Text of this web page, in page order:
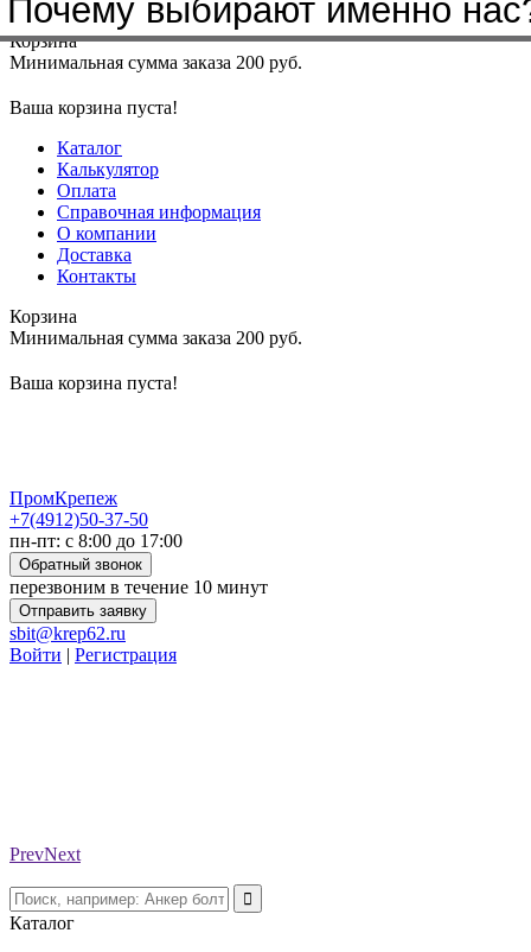
Меню+7(4912)50-37-50sbit@krep62.ru
Корзина
Минимальная сумма заказа 200 руб.
Ваша корзина пуста!
Каталог
Калькулятор
Оплата
Справочная информация
О компании
Доставка
Контакты
Корзина
Минимальная сумма заказа 200 руб.
Ваша корзина пуста!
ПромКрепеж
+7(4912)50-37-50
пн-пт: с 8:00 до 17:00
Обратный звонок
перезвоним в течение 10 минут
Отправить заявку
sbit@krep62.ru
Войти | Регистрация
PrevNext
Каталог
Почему выбирают именно